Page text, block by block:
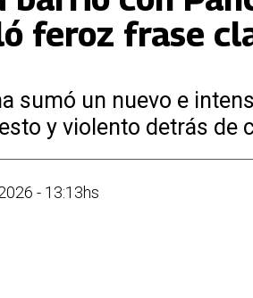
feroz frase
sumó un nuevo e
y violento detrás de
- 13:13hs